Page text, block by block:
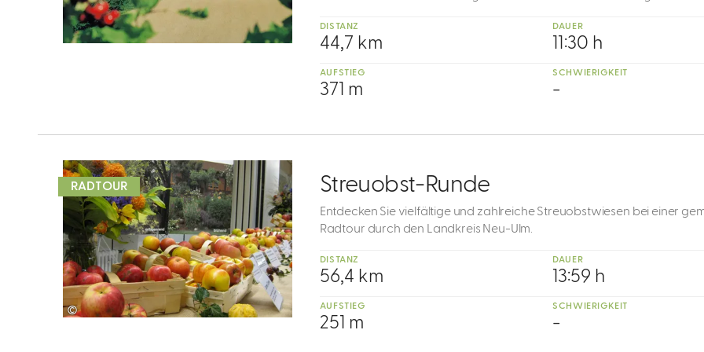
DISTANZ
44,7 km
DAUER
11:30 h
AUFSTIEG
371 m
SCHWIERIGKEIT
-
RADTOUR
2
Streuobst-Runde
©
Entdecken Sie vielfältige und zahlreiche Streuobstwiesen bei einer
Radtour durch den Landkreis Neu-Ulm.
DISTANZ
56,4 km
DAUER
13:59 h
AUFSTIEG
251 m
SCHWIERIGKEIT
-